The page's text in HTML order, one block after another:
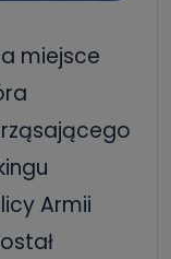
miejsce
Armii